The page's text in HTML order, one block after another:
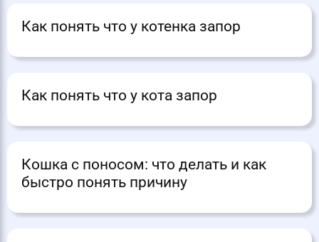
Как понять что у котенка запор
Как понять что у кота запор
Кошка с поносом: что делать и как
быстро понять причину